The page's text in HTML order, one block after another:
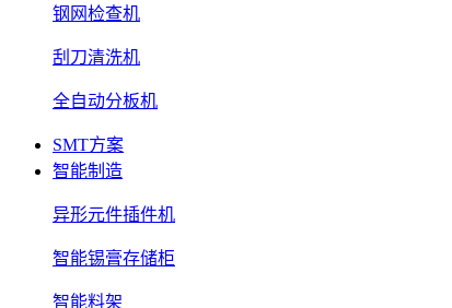
钢网检查机
刮刀清洗机
全自动分板机
SMT方案
智能制造
异形元件插件机
智能锡膏存储柜
智能料架